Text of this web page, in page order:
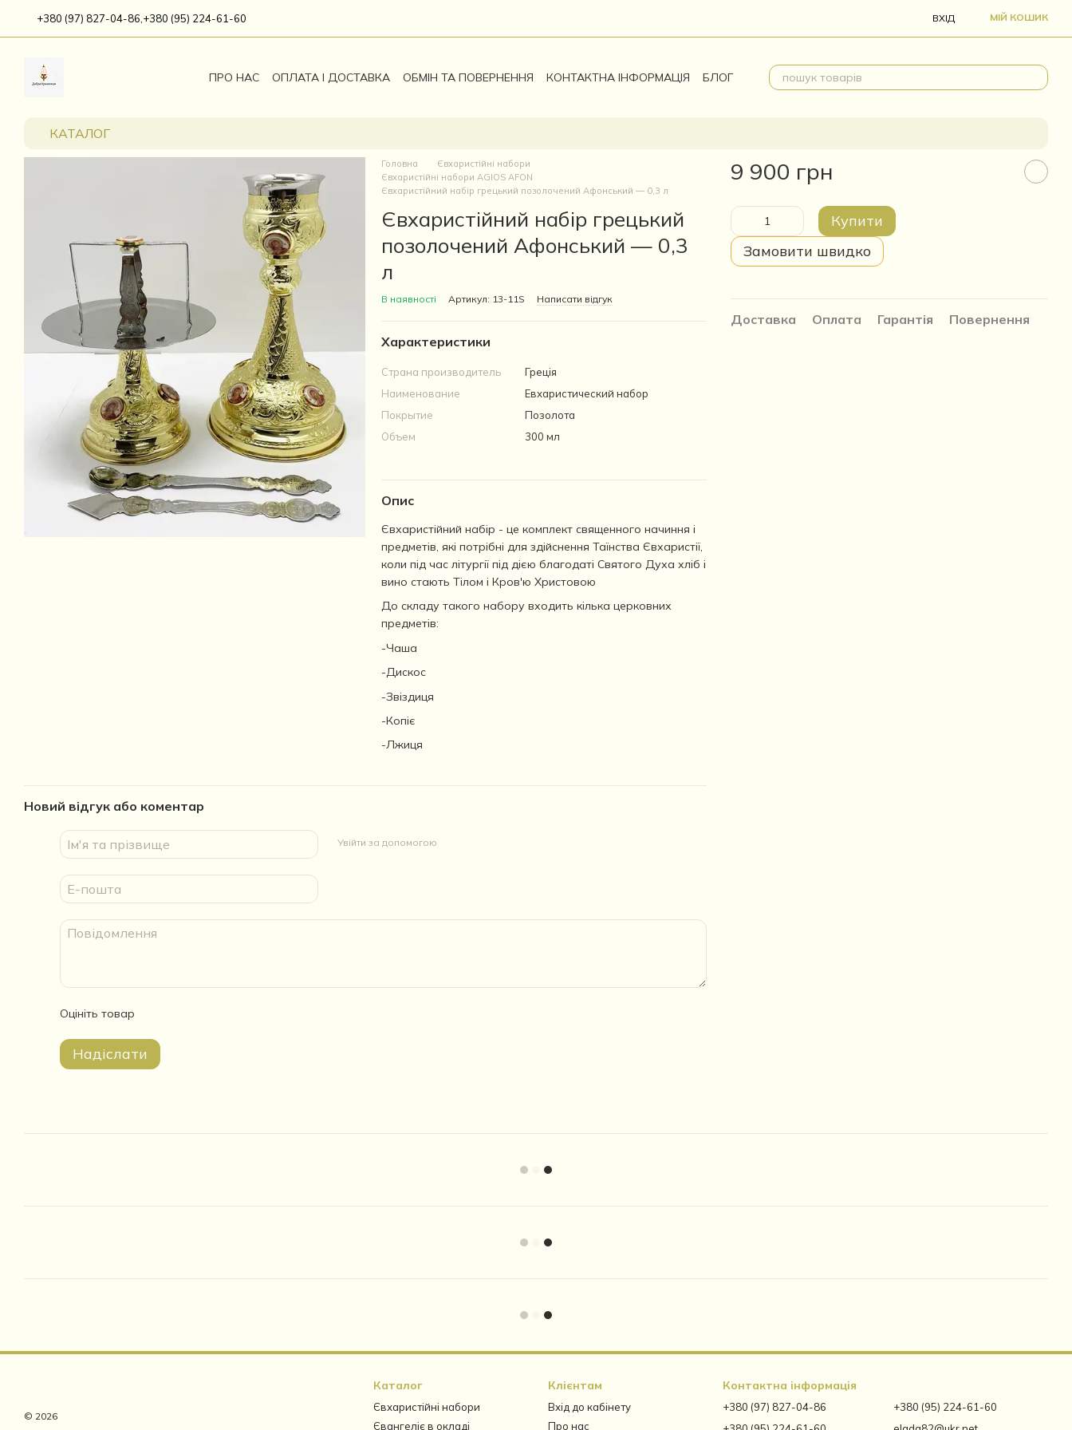
Перейти до основного контенту
+380 (97) 827-04-86, +380 (95) 224-61-60 ВХІД МІЙ КОШИК
ПРО НАС ОПЛАТА І ДОСТАВКА ОБМІН ТА ПОВЕРНЕННЯ КОНТАКТНА ІНФОРМАЦІЯ БЛОГ
КАТАЛОГ
Головна
Євхаристійні набори
Євхаристійні набори AGIOS AFON
Євхаристійний набір грецький позолочений Афонський — 0,3 л
Євхаристійний набір грецький
позолочений Афонський — 0,3
л
В наявності Артикул: 13-11S Написати відгук
Характеристики
Страна производитель
Греція
Наименование
Евхаристический набор
Покрытие
Позолота
Объем
300 мл
Опис
Євхаристійний набір - це комплект священного начиння і
предметів, які потрібні для здійснення Таїнства Євхаристії,
коли під час літургії під дією благодаті Святого Духа хліб і
вино стають Тілом і Кров'ю Христовою
До складу такого набору входить кілька церковних
предметів:
-Чаша
-Дискос
-Звіздиця
-Копіє
-Лжиця
9 900 грн
Купити
Замовити швидко
Доставка Оплата Гарантія Повернення
Новий відгук або коментар
Увійти за допомогою
Оцініть товар
Надіслати
© 2026
Каталог
Євхаристійні набори
Євангеліє в окладі
Клієнтам
Вхід до кабінету
Про нас
Контактна інформація
+380 (97) 827-04-86
+380 (95) 224-61-60